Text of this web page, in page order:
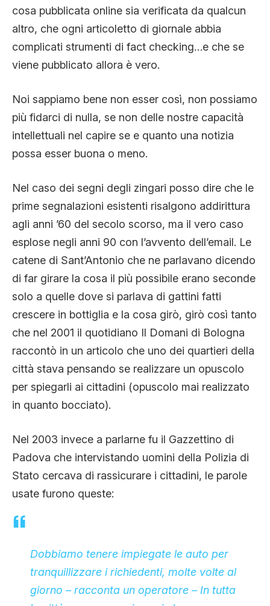
cosa pubblicata online sia verificata da qualcun
altro, che ogni articoletto di giornale abbia
complicati strumenti di fact checking…e che se
viene pubblicato allora è vero.
Noi sappiamo bene non esser così, non possiamo
più fidarci di nulla, se non delle nostre capacità
intellettuali nel capire se e quanto una notizia
possa esser buona o meno.
Nel caso dei segni degli zingari posso dire che le
prime segnalazioni esistenti risalgono addirittura
agli anni ’60 del secolo scorso, ma il vero caso
esplose negli anni 90 con l’avvento dell’email. Le
catene di Sant’Antonio che ne parlavano dicendo
di far girare la cosa il più possibile erano seconde
solo a quelle dove si parlava di gattini fatti
crescere in bottiglia e la cosa girò, girò così tanto
che nel 2001 il quotidiano Il Domani di Bologna
raccontò in un articolo che uno dei quartieri della
città stava pensando se realizzare un opuscolo
per spiegarli ai cittadini (opuscolo mai realizzato
in quanto bocciato).
Nel 2003 invece a parlarne fu il Gazzettino di
Padova che intervistando uomini della Polizia di
Stato cercava di rassicurare i cittadini, le parole
usate furono queste:
Dobbiamo tenere impiegate le auto per
tranquillizzare i richiedenti, molte volte al
giorno – racconta un operatore – In tutta